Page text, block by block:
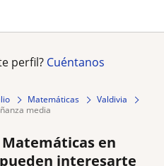
perfil? Cuéntanos
Matemáticas
Valdivia
media
en
interesarte